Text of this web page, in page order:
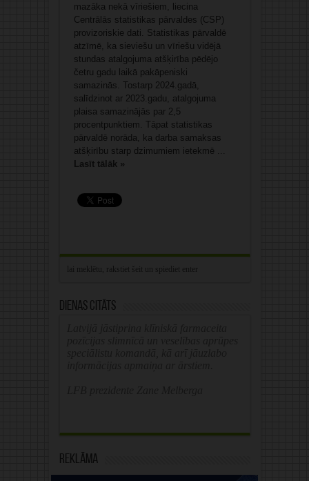
mazāka nekā vīriešiem, liecina
Centrālās statistikas pārvaldes (CSP)
provizoriskie dati. Statistikas pārvaldē
atzīmē, ka sieviešu un vīriešu vidējā
stundas atalgojuma atšķirība pēdējo
četru gadu laikā pakāpeniski
samazinās. Tostarp 2024.gadā,
salīdzinot ar 2023.gadu, atalgojuma
plaisa samazinājās par 2,5
procentpunktiem. Tāpat statistikas
pārvaldē norāda, ka darba samaksas
atšķirību starp dzimumiem ietekmē ...
Lasīt tālāk »
Dienas citāts
Reklāma